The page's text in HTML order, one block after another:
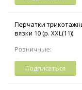
Перчатки
вязки 10 (р. XXL(11))
Розничные:
Подписаться